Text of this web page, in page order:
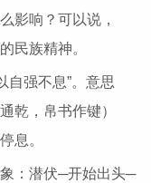
影响？可以说，
民族精神。
自强不息”。意思
乾，帛书作键）
息。
：潜伏─开始出头─